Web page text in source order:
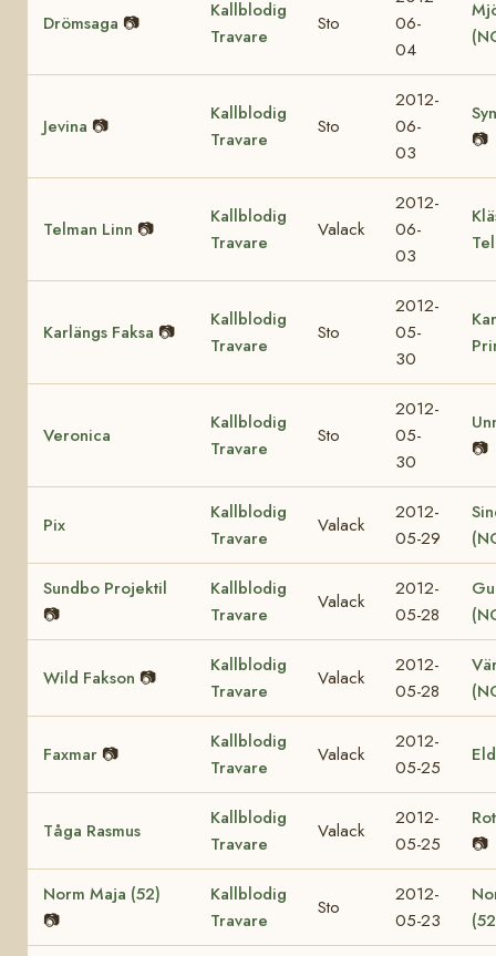
Drömsaga 📷
Kallblodig
Travare
Sto
06-
04
Jevina 📷
Kallblodig
Travare
Sto
2012-
06-
03
📷
Telman Linn 📷
Kallblodig
Travare
Valack
2012-
06-
03
Karlängs Faksa 📷
Kallblodig
Travare
Sto
2012-
05-
30
Veronica
Kallblodig
Travare
Sto
2012-
05-
30
📷
Pix
Kallblodig
Travare
Valack
2012-
05-29
Sundbo Projektil
📷
Kallblodig
Travare
Valack
2012-
05-28
Wild Fakson 📷
Kallblodig
Travare
Valack
2012-
05-28
Faxmar 📷
Kallblodig
Travare
Valack
2012-
05-25
Tåga Rasmus
Kallblodig
Travare
Valack
2012-
05-25
📷
Norm Maja (52)
📷
Kallblodig
Travare
Sto
2012-
05-23